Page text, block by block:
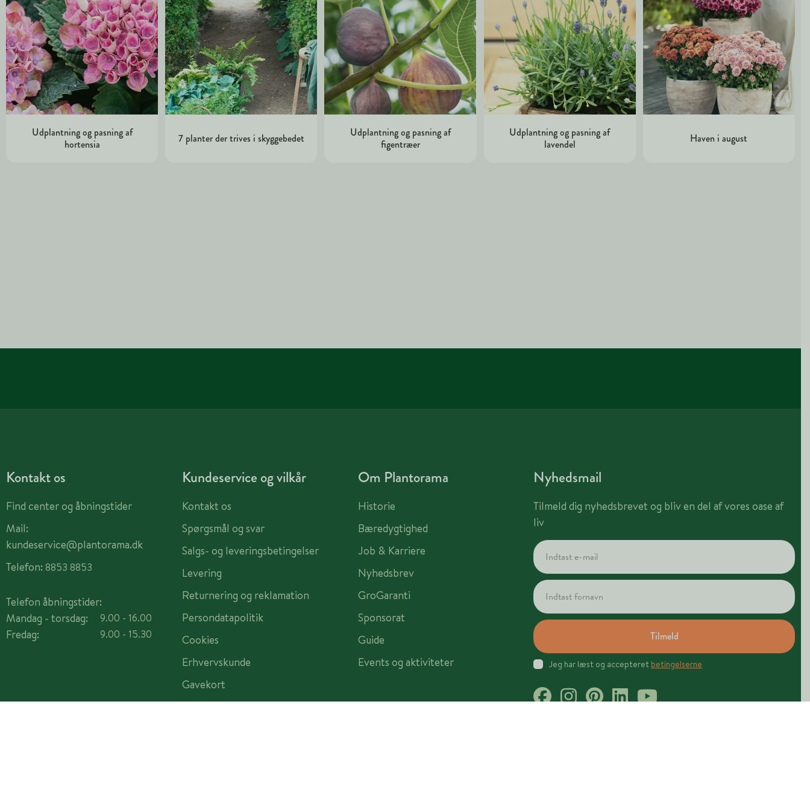
Udplantning og pasning af
hortensia
7 planter der trives i skyggebedet
Udplantning og pasning af
figentræer
Udplantning og pasning af
lavendel
Haven i august
Kontakt os
Find center og åbningstider
Mail:
kundeservice@plantorama.dk
Telefon: 8853 8853
Telefon åbningstider:
Mandag - torsdag:
Fredag:
9.00 - 16.00
9.00 - 15.30
Kundeservice og vilkår
Kontakt os
Spørgsmål og svar
Salgs- og leveringsbetingelser
Levering
Returnering og reklamation
Persondatapolitik
Cookies
Erhvervskunde
Gavekort
Om Plantorama
Historie
Bæredygtighed
Job & Karriere
Nyhedsbrev
GroGaranti
Sponsorat
Guide
Events og aktiviteter
Nyhedsmail
Tilmeld dig nyhedsbrevet og bliv en del af vores oase af
liv
Tilmeld
Jeg har læst og accepteret betingelserne